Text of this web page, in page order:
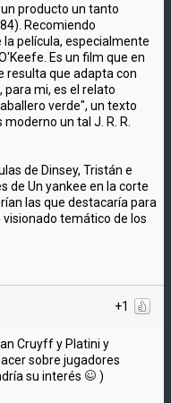
producto un tanto
Recomiendo
película, especialmente
Es un film que en
resulta que adapta con
para mi, es el relato
verde", un texto
un tal J. R. R.
de Dinsey, Tristán e
de Un yankee en la corte
las que destacaría para
temático de los
+1
Cruyff y Platini y
sobre jugadores
su interés
)